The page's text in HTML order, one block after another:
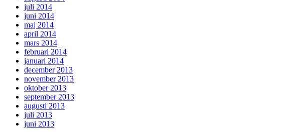
juli 2014
juni 2014
maj 2014
april 2014
mars 2014
februari 2014
januari 2014
december 2013
november 2013
oktober 2013
september 2013
augusti 2013
juli 2013
juni 2013